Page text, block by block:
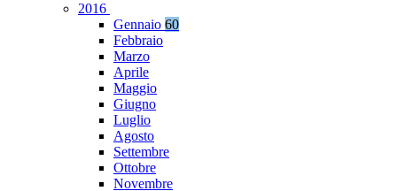
2016
Gennaio 60
Febbraio
Marzo
Aprile
Maggio
Giugno
Luglio
Agosto
Settembre
Ottobre
Novembre